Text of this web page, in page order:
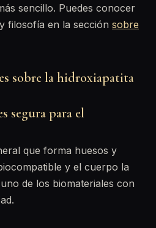
sencillo. Puedes conocer
filosofía en la sección sobre
sobre la hidroxiapatita
segura para el
que forma huesos y
y el cuerpo la
de los biomateriales con